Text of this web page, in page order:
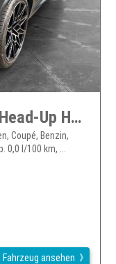
BMW X4 M Competition Head-Up HK HiFi DAB LED WLAN
Coupé, Benzin,
l/100 km, ...
Fahrzeug ansehen